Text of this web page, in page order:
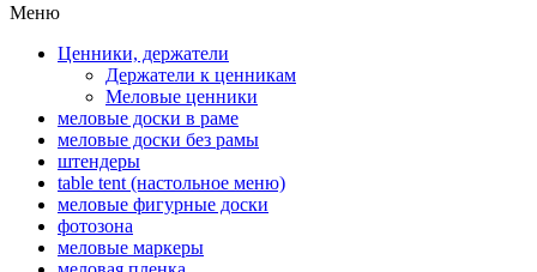
Меню
Ценники, держатели
Держатели к ценникам
Меловые ценники
меловые доски в раме
меловые доски без рамы
штендеры
table tent (настольное меню)
меловые фигурные доски
фотозона
меловые маркеры